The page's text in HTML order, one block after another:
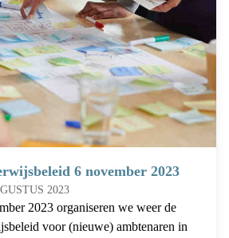
6 november 2023
2023
2023 organiseren we weer de
voor (nieuwe) ambtenaren in